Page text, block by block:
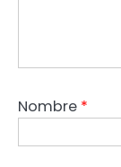
Nombre *